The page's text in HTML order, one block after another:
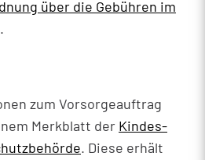
über die Gebühren im
Link wird in einem
.
zum Vorsorgeauftrag
Merkblatt der Kindes-
. Diese erhält